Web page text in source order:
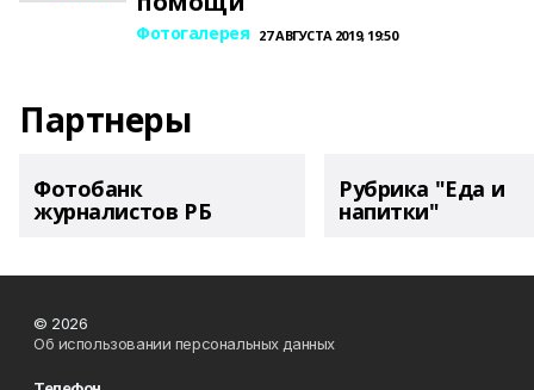
Фотогалерея 27 АВГУСТА 2019, 19:50
Партнеры
Фотобанк
журналистов РБ
Рубрика "Еда и
напитки"
© 2026
Об использовании персональных данных